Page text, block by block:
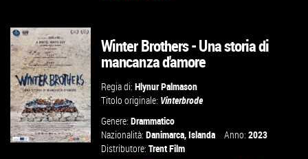
VAI ALLA SCHEDA Winter Brothers - Una storia di
mancanza d'amore
Regia di:Hlynur Palmason
Titolo originale: Vinterbrode
Genere:Drammatico
Nazionalità:Danimarca,Islanda Anno:2023
Distributore:Trent Film